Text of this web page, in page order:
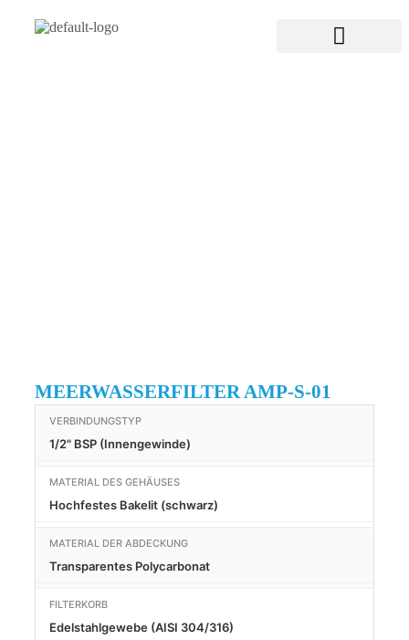
MEERWASSERFILTER AMP-S-01
VERBINDUNGSTYP
1/2" BSP (Innengewinde)
MATERIAL DES GEHÄUSES
Hochfestes Bakelit (schwarz)
MATERIAL DER ABDECKUNG
Transparentes Polycarbonat
FILTERKORB
Edelstahlgewebe (AISI 304/316)